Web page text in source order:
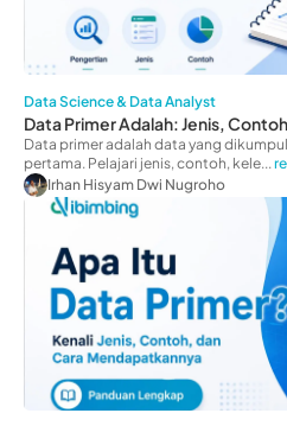
Data Science & Data Analyst
Data Primer Adalah: Jenis,
Data primer adalah data yang
pertama. Pelajari jenis, contoh, kele...
Irhan Hisyam Dwi Nugroho